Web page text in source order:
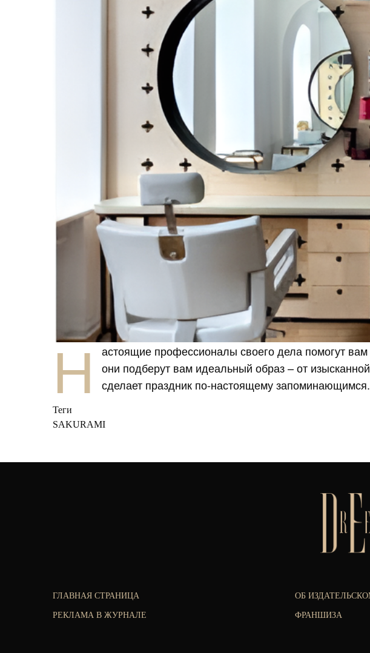
Н астоящие профессионалы своего дела помогут
они подберут вам идеальный образ – от
сделает праздник по-настоящему запоминающимся.
Теги
SAKURAMI
ГЛАВНАЯ СТРАНИЦА
РЕКЛАМА В ЖУРНАЛЕ
ОБ
ФРАНШИЗА